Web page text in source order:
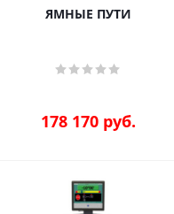
ЯМНЫЕ ПУТИ
178 170 руб.